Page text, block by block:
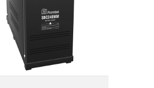
دارای استحکام مناسب
دارای تهویه